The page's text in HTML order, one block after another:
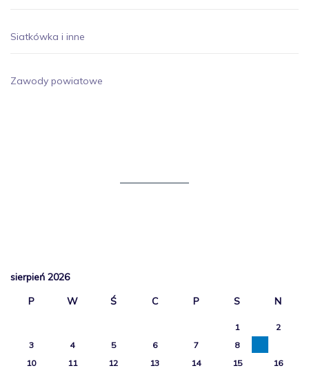
Siatkówka i inne
Zawody powiatowe
sierpień 2026
P
W Ś C P S N
1
2
3
4 5 6 7 8
10
11 12 13 14 15
16